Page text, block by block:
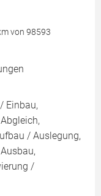
von 98593
Einbau,
/ Auslegung,
/